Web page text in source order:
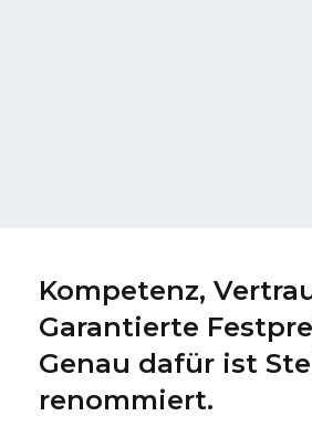
Kompetenz,
Garantierte
Genau dafür ist
renommiert.